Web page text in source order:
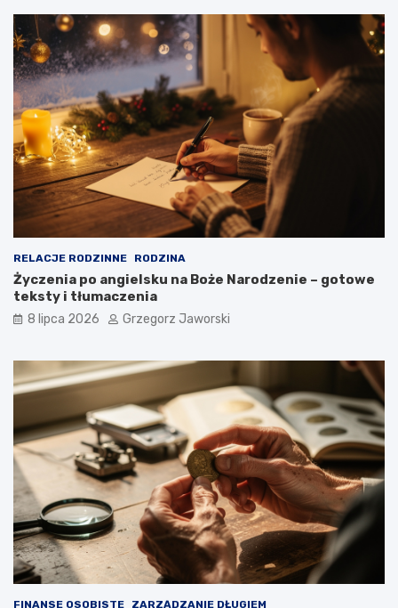
RELACJE RODZINNE RODZINA
Życzenia po angielsku na Boże Narodzenie – gotowe
teksty i tłumaczenia
8 lipca 2026 Grzegorz Jaworski
FINANSE OSOBISTE ZARZĄDZANIE DŁUGIEM